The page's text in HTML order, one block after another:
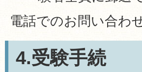
電話でのお問い合わ
4.受験手続